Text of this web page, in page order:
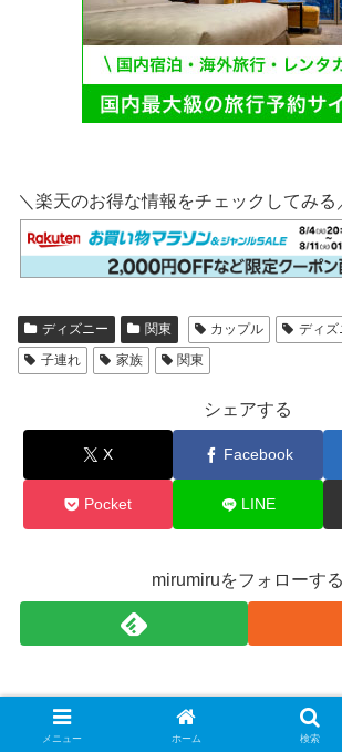
＼楽天のお得な情報をチェックしてみる
ディズニー 関東 カップル ディズ
子連れ
家族 関東
シェアする
X Facebook
Pocket LINE
mirumiruをフォローする
メニュー ホーム 検索